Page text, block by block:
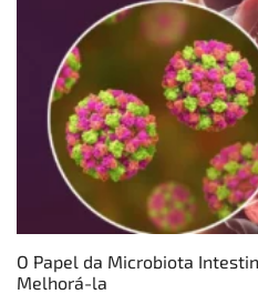
O Papel da Microbiota
Melhorá-la